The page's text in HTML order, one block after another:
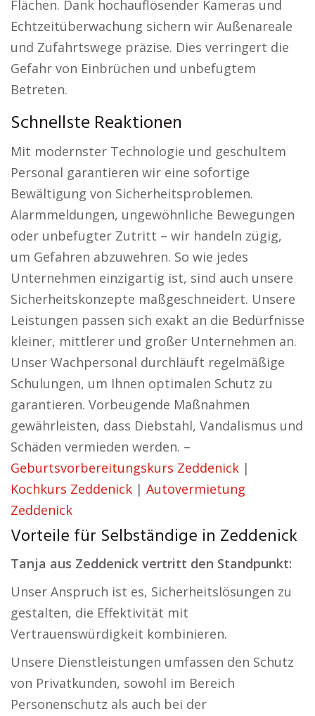
Flächen. Dank hochauflösender Kameras und
Echtzeitüberwachung sichern wir Außenareale
und Zufahrtswege präzise. Dies verringert die
Gefahr von Einbrüchen und unbefugtem
Betreten.
Schnellste Reaktionen
Mit modernster Technologie und geschultem
Personal garantieren wir eine sofortige
Bewältigung von Sicherheitsproblemen.
Alarmmeldungen, ungewöhnliche Bewegungen
oder unbefugter Zutritt – wir handeln zügig,
um Gefahren abzuwehren. So wie jedes
Unternehmen einzigartig ist, sind auch unsere
Sicherheitskonzepte maßgeschneidert. Unsere
Leistungen passen sich exakt an die Bedürfnisse
kleiner, mittlerer und großer Unternehmen an.
Unser Wachpersonal durchläuft regelmäßige
Schulungen, um Ihnen optimalen Schutz zu
garantieren. Vorbeugende Maßnahmen
gewährleisten, dass Diebstahl, Vandalismus und
Schäden vermieden werden. –
Geburtsvorbereitungskurs Zeddenick |
Kochkurs Zeddenick | Autovermietung
Zeddenick
Vorteile für Selbständige in Zeddenick
Tanja aus Zeddenick vertritt den Standpunkt:
Unser Anspruch ist es, Sicherheitslösungen zu
gestalten, die Effektivität mit
Vertrauenswürdigkeit kombinieren.
Unsere Dienstleistungen umfassen den Schutz
von Privatkunden, sowohl im Bereich
Personenschutz als auch bei der